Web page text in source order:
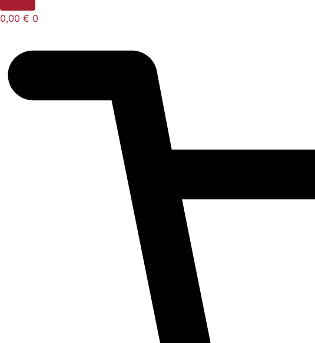
0,00 € 0